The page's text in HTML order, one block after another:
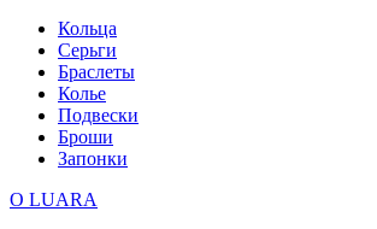
Кольца
Серьги
Браслеты
Колье
Подвески
Броши
Запонки
О LUARA